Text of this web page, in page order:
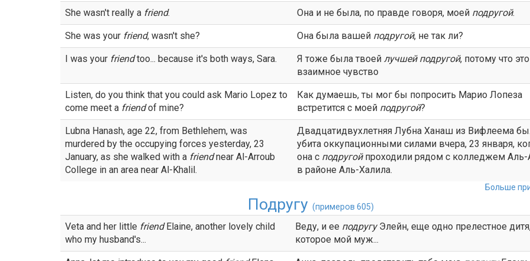
She wasn't really a friend. Она и не была, по правде говоря, моей подругой.
She was your friend, wasn't she? Она была вашей подругой, не так ли?
I was your friendtoo... because it's both ways, Sara. Я тоже была твоей лучшей подругой, потому что это
взаимное чувство
Listen, do you think that you could ask Mario Lopez to
come meet a friendof mine?
Как думаешь, ты мог бы попросить Марио Лопеза
встретится с моей подругой?
Lubna Hanash, age 22, from Bethlehem, was
murdered by the occupying forces yesterday, 23
January, as she walked with a friendnear Al-Arroub
College in an area near Al-Khalil.
Двадцатидвухлетняя Лубна Ханаш из Вифлеема
убита оккупационными силами вчера, 23 января,
она с подругойпроходили рядом с колледжем Аль-
в районе Аль-Халила.
Больше
Подругу(примеров 605)
Veta and her little friendElaine, another lovely child
who my husband's...
Веду, и ее подругуЭлейн, еще одно прелестное
которое мой муж...